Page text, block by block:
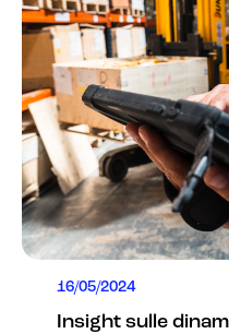
16/05/2024
Insight sulle